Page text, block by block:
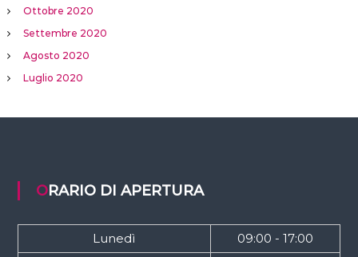
Ottobre 2020
Settembre 2020
Agosto 2020
Luglio 2020
ORARIO DI APERTURA
Lunedì
09:00 - 17:00